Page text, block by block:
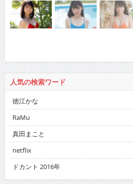
人気の検索ワード
徳江かな
RaMu
真田まこと
netflix
ドカント 2016年